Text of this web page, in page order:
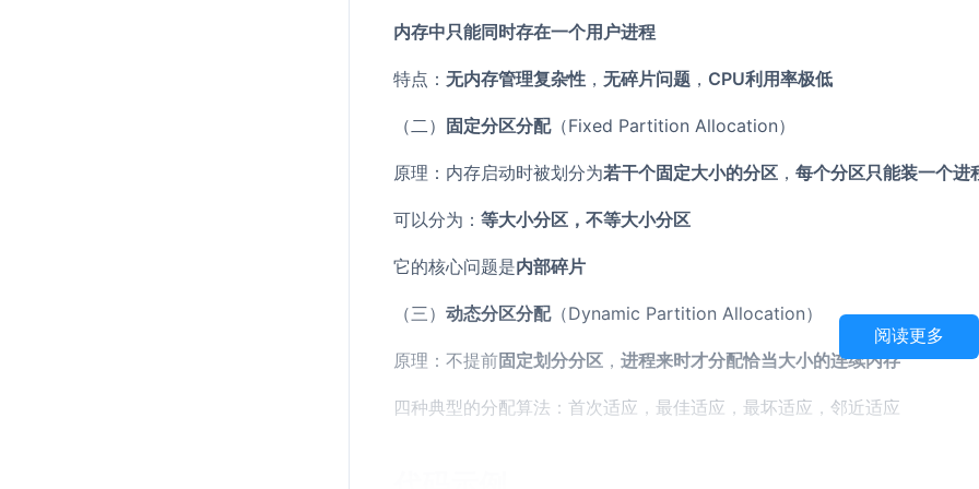
内存中只能同时存在一个用户进程
特点： 无内存管理复杂性 ， 无碎片问题 ， CPU利用率极低
（二） 固定分区分配（Fixed Partition Allocation）
原理：内存启动时被划分为若干个固定大小的分区 ， 每个分区只能装一个进
可以分为： 等大小分区，不等大小分区
它的核心问题是内部碎片
（三） 动态分区分配（Dynamic Partition Allocation）
原理：不提前固定划分分区 ， 进程来时才分配恰当大小的连续内存
四种典型的分配算法：首次适应，最佳适应，最坏适应，邻近适应
阅读更多